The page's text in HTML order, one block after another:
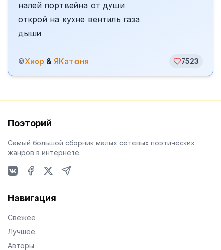
налей портвейна от души
открой на кухне вентиль газа
дыши
©Хиор & ЯКатюня 7523
Поэторий
Самый большой сборник малых сетевых поэтических
жанров в интернете.
Навигация
Свежее
Лучшее
Авторы